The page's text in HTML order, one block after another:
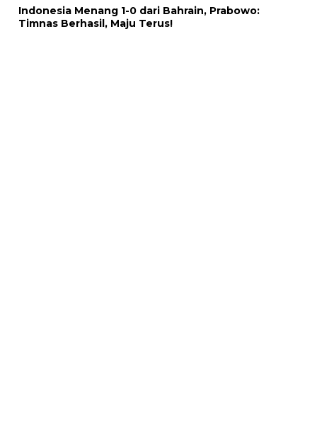
Indonesia Menang 1-0 dari Bahrain, Prabowo:
Timnas Berhasil, Maju Terus!